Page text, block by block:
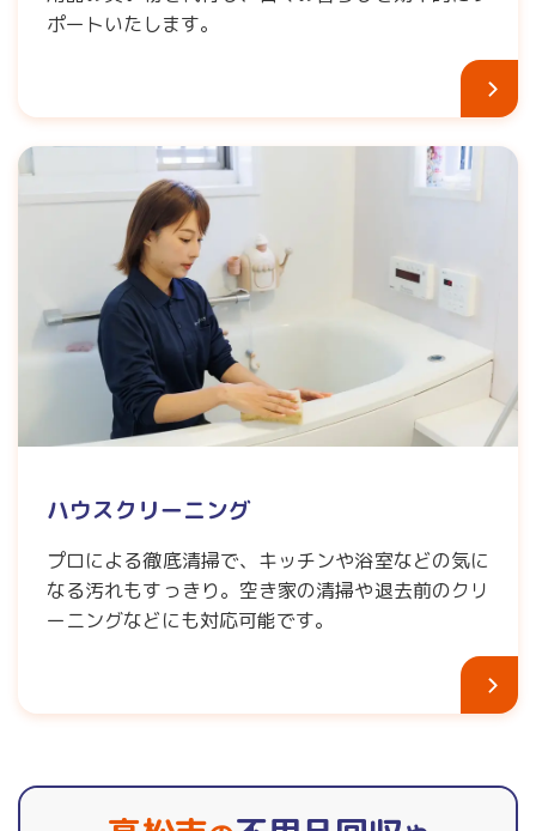
ポートいたします。
ハウスクリーニング
プロによる徹底清掃で、キッチンや浴室などの気に
なる汚れもすっきり。空き家の清掃や退去前のクリ
ーニングなどにも対応可能です。